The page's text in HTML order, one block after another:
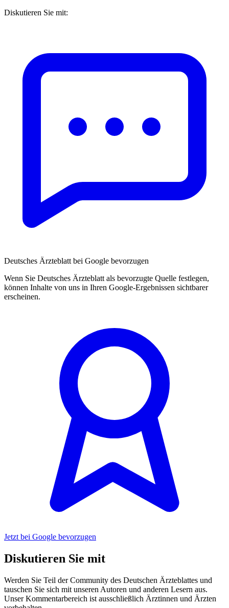
Diskutieren Sie mit:
Deutsches Ärzteblatt bei Google bevorzugen
Wenn Sie Deutsches Ärzteblatt als bevorzugte Quelle festlegen,
können Inhalte von uns in Ihren Google-Ergebnissen sichtbarer
erscheinen.
Jetzt bei Google bevorzugen
Diskutieren Sie mit
Werden Sie Teil der Community des Deutschen Ärzteblattes und
tauschen Sie sich mit unseren Autoren und anderen Lesern aus.
Unser Kommentarbereich ist ausschließlich Ärztinnen und Ärzten